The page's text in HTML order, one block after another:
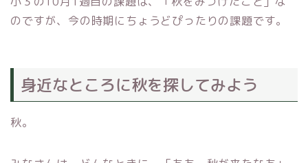
のですが、今の時期にちょうどぴったりの課題です。
身近なところに秋を探してみよう
秋。